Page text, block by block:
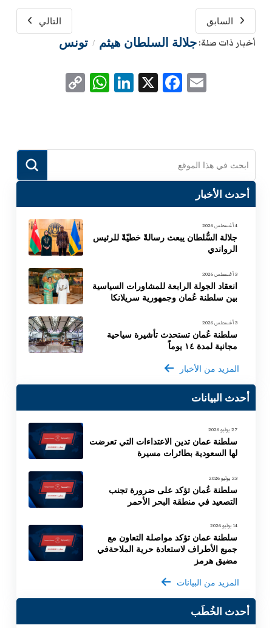
السابق التالي
أخبار ذات صلة:جلالة السلطان هيثم / تونس
Email
Facebook
X
LinkedIn
WhatsApp
Copy
Search
أحدث الأخبار
4 أغسطس 2026
جلالة السُّلطان يبعث رسالةً خطيّةً للرئيس
الرواندي
3 أغسطس 2026
انعقاد الجولة الرابعة للمشاورات السياسية
بين سلطنة عُمان وجمهورية سريلانكا
3 أغسطس 2026
سلطنة عُمان تستحدث تأشيرة سياحية
مجانية لمدة ١٤ يوماً
المزيد من الأخبار
أحدث البيانات
27 يوليو 2026
سلطنة عمان تدين الاعتداءات التي تعرضت
لها السعودية بطائرات مسيرة
23 يوليو 2026
سلطنة عُمان تؤكد على ضرورة تجنب
التصعيد في منطقة البحر الأحمر
14 يوليو 2026
سلطنة عمان تؤكد مواصلة التعاون مع
جميع الأطراف لاستعادة حرية الملاحةفي
مضيق هرمز
المزيد من البيانات
أحدث الخُطَب